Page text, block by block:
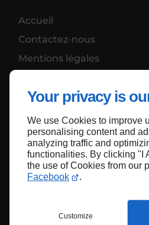
Your privacy is
We use Cookies to improve
personalising content and
analyzing traffic and
functionalities. By clicking "I
the use of Cookies from our
Facebook
.
Customize
Accueil
Contactez-nous
Mentions légales
Haut de